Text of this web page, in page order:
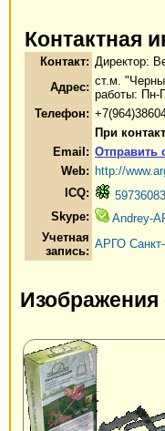
Контактная
Контакт: Директор:
Адрес: ст.м.
работы: Пн-
Телефон:
При
Email: Отправить
Web: http://
ICQ:
Skype:
Andrey-
Учетная
запись:
АРГО